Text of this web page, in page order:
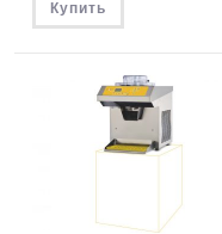
Купить